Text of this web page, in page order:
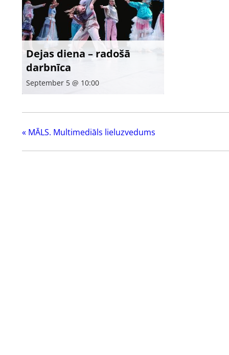
Dejas diena – radošā
darbnīca
September 5 @ 10:00
« MĀLS. Multimediāls lieluzvedums